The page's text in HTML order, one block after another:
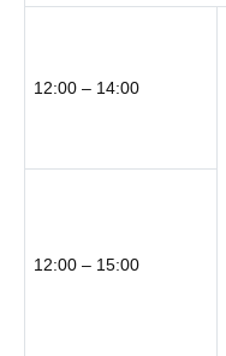
12:00 – 14:00
12:00 – 15:00